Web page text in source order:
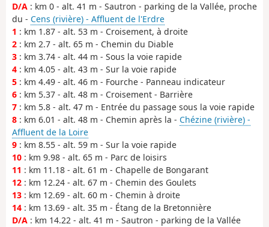
D/A : km 0 - alt. 41 m - Sautron - parking de la Vallée, proche
du - Cens (rivière) - Affluent de l'Erdre
1 : km 1.87 - alt. 53 m - Croisement, à droite
2 : km 2.7 - alt. 65 m - Chemin du Diable
3 : km 3.74 - alt. 44 m - Sous la voie rapide
4 : km 4.05 - alt. 43 m - Sur la voie rapide
5 : km 4.49 - alt. 46 m - Fourche - Panneau indicateur
6 : km 5.37 - alt. 48 m - Croisement - Barrière
7 : km 5.8 - alt. 47 m - Entrée du passage sous la voie rapide
8 : km 6.01 - alt. 48 m - Chemin après la - Chézine (rivière) -
Affluent de la Loire
9 : km 8.55 - alt. 59 m - Sur la voie rapide
10 : km 9.98 - alt. 65 m - Parc de loisirs
11 : km 11.18 - alt. 61 m - Chapelle de Bongarant
12 : km 12.24 - alt. 67 m - Chemin des Goulets
13 : km 12.69 - alt. 60 m - Chemin à droite
14 : km 13.69 - alt. 35 m - Étang de la Bretonnière
D/A : km 14.22 - alt. 41 m - Sautron - parking de la Vallée